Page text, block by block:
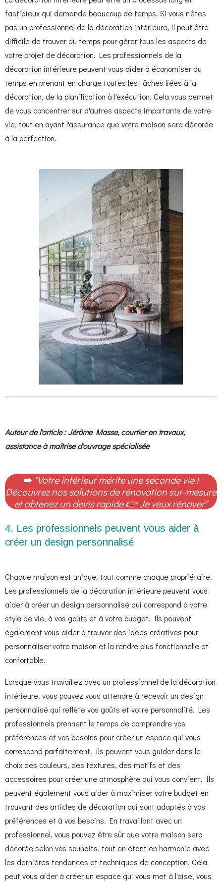
fastidieux qui demande beaucoup de temps. Si vous n'êtes
pas un professionnel de la décoration intérieure, il peut être
difficile de trouver du temps pour gérer tous les aspects de
votre projet de décoration. Les professionnels de la
décoration intérieure peuvent vous aider à économiser du
temps en prenant en charge toutes les tâches liées à la
décoration, de la planification à l'exécution. Cela vous permet
de vous concentrer sur d'autres aspects importants de votre
vie, tout en ayant l'assurance que votre maison sera décorée
à la perfection.
Auteur de l'article : Jérôme Masse, courtier en travaux,
assistance à maîtrise d'ouvrage spécialisée
➡️ "Votre intérieur mérite une seconde vie !
Découvrez nos solutions de rénovation sur-mesure
et obtenez un devis rapide👉Je veux rénover"
4. Les professionnels peuvent vous aider à
créer un design personnalisé
Chaque maison est unique, tout comme chaque propriétaire.
Les professionnels de la décoration intérieure peuvent vous
aider à créer un design personnalisé qui correspond à votre
style de vie, à vos goûts et à votre budget. Ils peuvent
également vous aider à trouver des idées créatives pour
personnaliser votre maison et la rendre plus fonctionnelle et
confortable.
Lorsque vous travaillez avec un professionnel de la décoration
intérieure, vous pouvez vous attendre à recevoir un design
personnalisé qui reflète vos goûts et votre personnalité. Les
professionnels prennent le temps de comprendre vos
préférences et vos besoins pour créer un espace qui vous
correspond parfaitement. Ils peuvent vous guider dans le
choix des couleurs, des textures, des motifs et des
accessoires pour créer une atmosphère qui vous convient. Ils
peuvent également vous aider à maximiser votre budget en
trouvant des articles de décoration qui sont adaptés à vos
préférences et à vos besoins. En travaillant avec un
professionnel, vous pouvez être sûr que votre maison sera
décorée selon vos souhaits, tout en étant en harmonie avec
les dernières tendances et techniques de conception. Cela
peut vous aider à créer un espace qui vous met à l'aise, vous